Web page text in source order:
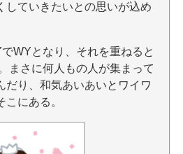
していきたいとの思いが込め
WYとなり、それを重ねると
まさに何人もの人が集まって
だり、和気あいあいとワイワ
にある。